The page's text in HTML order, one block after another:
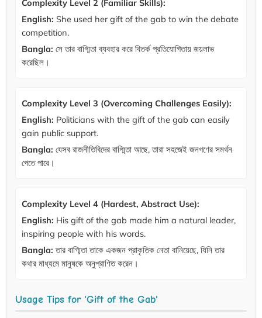
Complexity Level 2 (Familiar Skills):
English: She used her gift of the gab to win the debate
competition.
Bangla: সে তার বাগ্মিতা ব্যবহার করে বিতর্ক প্রতিযোগিতায় জয়লাভ
করেছিল।
Complexity Level 3 (Overcoming Challenges Easily):
English: Politicians with the gift of the gab can easily
gain public support.
Bangla: যেসব রাজনীতিবিদের বাগ্মিতা আছে, তারা সহজেই জনগণের সমর্থন
পেতে পারে।
Complexity Level 4 (Hardest, Abstract Use):
English: His gift of the gab made him a natural leader,
inspiring people with his words.
Bangla: তার বাগ্মিতা তাকে একজন প্রাকৃতিক নেতা বানিয়েছে, যিনি তার
কথার মাধ্যমে মানুষকে অনুপ্রাণিত করেন।
Usage Tips for 'Gift of the Gab'